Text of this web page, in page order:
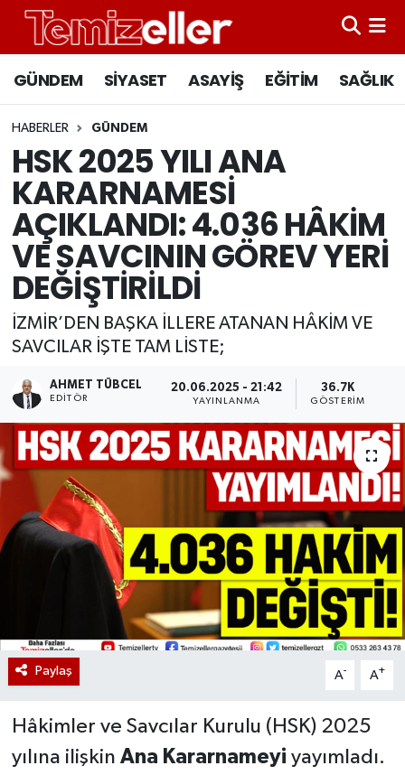
GÜNDEM SİYASET ASAYİŞ EĞİTİM SAĞLIK
HABERLER GÜNDEM
HSK 2025 YILI ANA
KARARNAMESİ
AÇIKLANDI: 4.036 HÂKİM
VE SAVCININ GÖREV YERİ
DEĞİŞTİRİLDİ
İZMİR’DEN BAŞKA İLLERE ATANAN HÂKİM VE
SAVCILAR İŞTE TAM LİSTE;
AHMET TÜBCEL
EDITÖR
20.06.2025 - 21:42
YAYINLANMA
36.7K
GÖSTERIM
Paylaş A- A+
Hâkimler ve Savcılar Kurulu (HSK) 2025
yılına ilişkin Ana Kararnameyi yayımladı.
CANLI YAYIN
ASAYİŞ
EĞİTİM
SAĞLIK
SİYASET
Hava Durumu
Süper Lig Puan Durumu ve Fikstür
Tüm Manşetler
Son Dakika Haberleri
Haber Arşivi